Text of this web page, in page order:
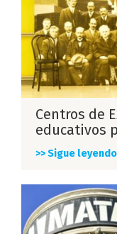
Centros de
educativos
>> Sigue leyendo